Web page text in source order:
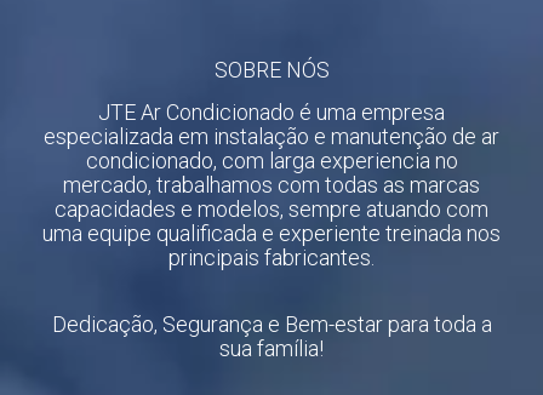
SOBRE NÓS
JTE Ar Condicionado é uma empresa
especializada em instalação e manutenção de ar
condicionado, com larga experiencia no
mercado, trabalhamos com todas as marcas
capacidades e modelos, sempre atuando com
uma equipe qualificada e experiente treinada nos
principais fabricantes.
Dedicação, Segurança e Bem-estar para toda a
sua família!